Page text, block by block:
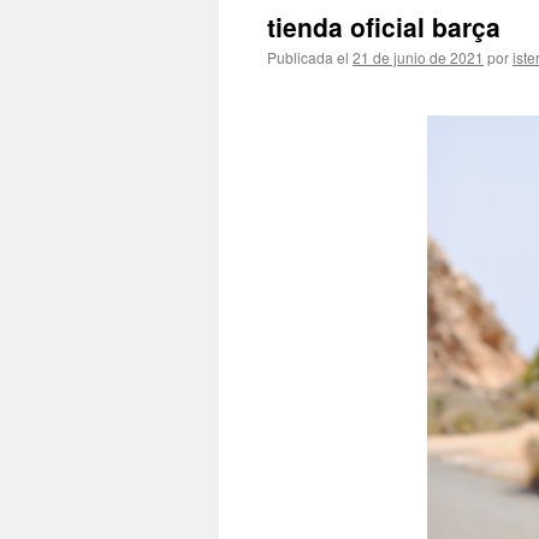
tienda oficial barça
Publicada el 21 de junio de 2021 por